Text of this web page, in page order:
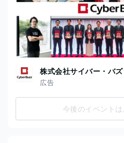
株式会社サイバー・バズ
広告
今後のイベント